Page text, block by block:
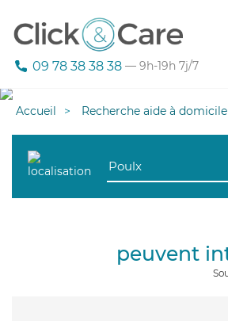
09 78 38 38 38 — 9h-19h 7j/7
Accueil Recherche aide à domicile
peuvent